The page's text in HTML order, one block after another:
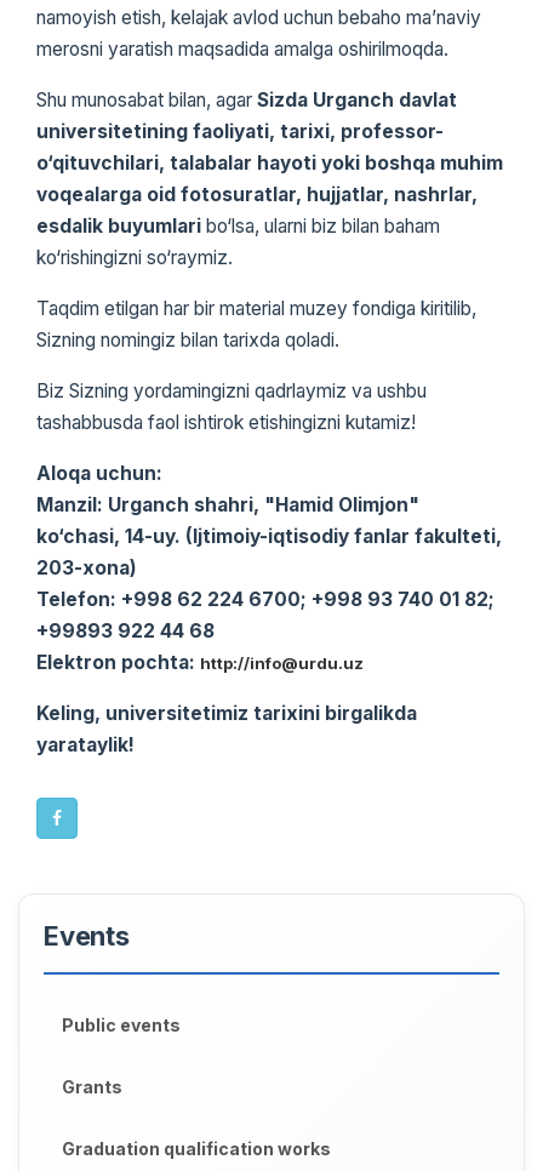
namoyish etish, kelajak avlod uchun bebaho ma’naviy
merosni yaratish maqsadida amalga oshirilmoqda.
Shu munosabat bilan, agar Sizda Urganch davlat
universitetining faoliyati, tarixi, professor-
o‘qituvchilari, talabalar hayoti yoki boshqa muhim
voqealarga oid fotosuratlar, hujjatlar, nashrlar,
esdalik buyumlari bo‘lsa, ularni biz bilan baham
ko‘rishingizni so‘raymiz.
Taqdim etilgan har bir material muzey fondiga kiritilib,
Sizning nomingiz bilan tarixda qoladi.
Biz Sizning yordamingizni qadrlaymiz va ushbu
tashabbusda faol ishtirok etishingizni kutamiz!
Aloqa uchun:
Manzil: Urganch shahri, "Hamid Olimjon"
ko‘chasi, 14-uy. (Ijtimoiy-iqtisodiy fanlar fakulteti,
203-xona)
Telefon: +998 62 224 6700; +998 93 740 01 82;
+99893 922 44 68
Elektron pochta: http://info@urdu.uz
Keling, universitetimiz tarixini birgalikda
yarataylik!
Events
Public events
Grants
Graduation qualification works